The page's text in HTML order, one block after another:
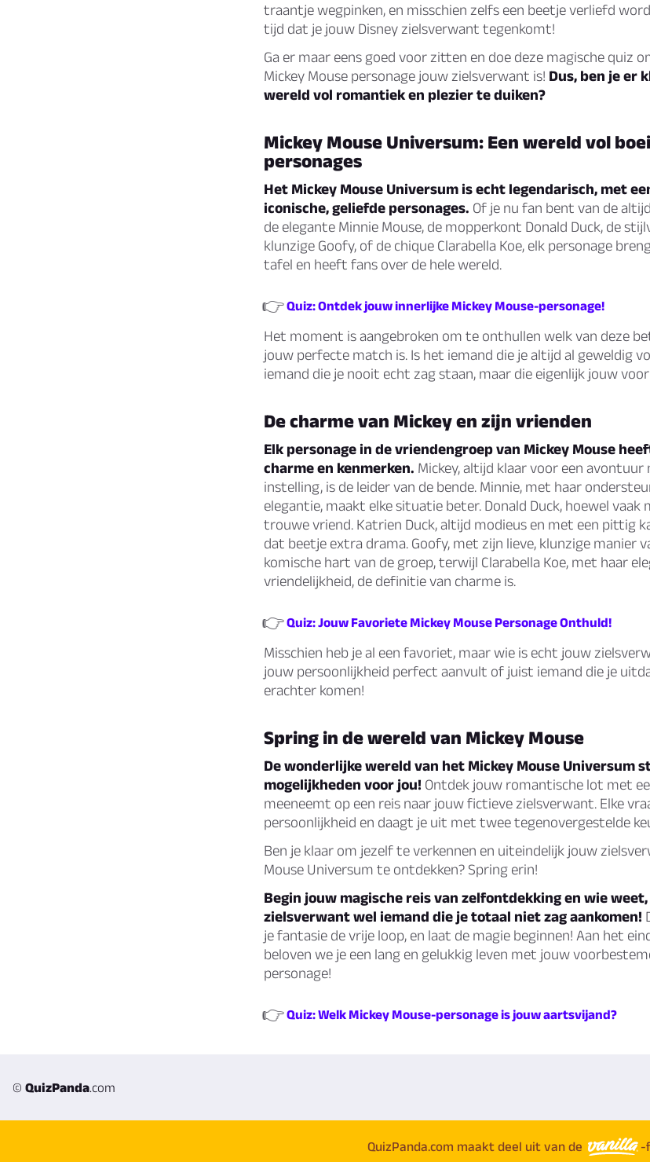
traantje wegpinken, en misschien zelfs een beetje verliefd
tijd dat je jouw Disney zielsverwant tegenkomt!
Ga er maar eens goed voor zitten en doe deze magische quiz
Mickey Mouse personage jouw zielsverwant is! Dus, ben je er
wereld vol romantiek en plezier te duiken?
Mickey Mouse Universum: Een wereld vol
personages
Het Mickey Mouse Universum is echt legendarisch, met
iconische, geliefde personages. Of je nu fan bent van de
de elegante Minnie Mouse, de mopperkont Donald Duck, de
klunzige Goofy, of de chique Clarabella Koe, elk personage
tafel en heeft fans over de hele wereld.
👉Quiz: Ontdek jouw innerlijke Mickey Mouse-personage!
Het moment is aangebroken om te onthullen welk van deze
jouw perfecte match is. Is het iemand die je altijd al geweldig
iemand die je nooit echt zag staan, maar die eigenlijk jouw
De charme van Mickey en zijn vrienden
Elk personage in de vriendengroep van Mickey Mouse
charme en kenmerken. Mickey, altijd klaar voor een
instelling, is de leider van de bende. Minnie, met haar
elegantie, maakt elke situatie beter. Donald Duck, hoewel vaak
trouwe vriend. Katrien Duck, altijd modieus en met een pittig
dat beetje extra drama. Goofy, met zijn lieve, klunzige manier
komische hart van de groep, terwijl Clarabella Koe, met haar
vriendelijkheid, de definitie van charme is.
👉Quiz: Jouw Favoriete Mickey Mouse Personage Onthuld!
Misschien heb je al een favoriet, maar wie is echt jouw
jouw persoonlijkheid perfect aanvult of juist iemand die je
erachter komen!
Spring in de wereld van Mickey Mouse
De wonderlijke wereld van het Mickey Mouse Universum
mogelijkheden voor jou! Ontdek jouw romantische lot met
meeneemt op een reis naar jouw fictieve zielsverwant. Elke
persoonlijkheid en daagt je uit met twee tegenovergestelde
Ben je klaar om jezelf te verkennen en uiteindelijk jouw
Mouse Universum te ontdekken? Spring erin!
Begin jouw magische reis van zelfontdekking en wie
zielsverwant wel iemand die je totaal niet zag aankomen!
je fantasie de vrije loop, en laat de magie beginnen! Aan het
beloven we je een lang en gelukkig leven met jouw
personage!
👉Quiz: Welk Mickey Mouse-personage is jouw aartsvijand?
© QuizPanda.com
QuizPanda.com maakt deel uit van de -